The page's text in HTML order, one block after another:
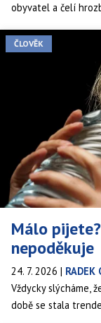
obyvatel a čelí
ČLOVĚK
Málo
nepoděkuje
24. 7. 2026 | RADEK
Vždycky slýcháme,
době se stala